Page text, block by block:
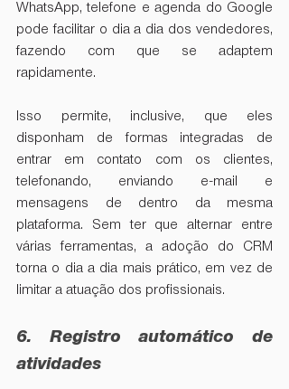
WhatsApp, telefone e agenda do Google
pode facilitar o dia a dia dos vendedores,
fazendo com que se adaptem
rapidamente.
Isso permite, inclusive, que eles
disponham de formas integradas de
entrar em contato com os clientes,
telefonando, enviando e-mail e
mensagens de dentro da mesma
plataforma. Sem ter que alternar entre
várias ferramentas, a adoção do CRM
torna o dia a dia mais prático, em vez de
limitar a atuação dos profissionais.
6. Registro automático de
atividades